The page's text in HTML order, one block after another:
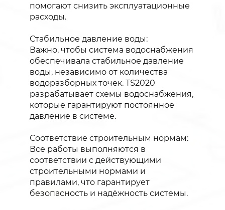
помогают снизить эксплуатационные
расходы.
Стабильное давление воды:
Важно, чтобы система водоснабжения
обеспечивала стабильное давление
воды, независимо от количества
водоразборных точек. TS2020
разрабатывает схемы водоснабжения,
которые гарантируют постоянное
давление в системе.
Соответствие строительным нормам:
Все работы выполняются в
соответствии с действующими
строительными нормами и
правилами, что гарантирует
безопасность и надёжность системы.